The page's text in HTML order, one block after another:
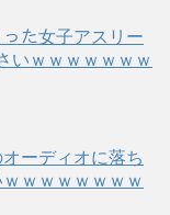
った女子アスリー
いｗｗｗｗｗｗｗ
ーディオに落ち
ｗｗｗｗｗｗｗ